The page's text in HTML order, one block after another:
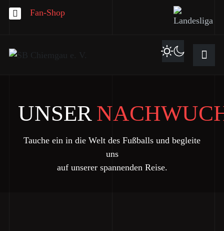
Fan-Shop
UNSER
Tauche ein in die Welt des Fußballs und begleite
uns
auf unserer spannenden Reise.